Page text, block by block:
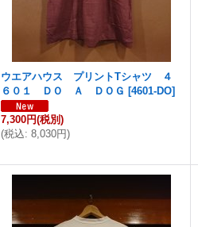
ウエアハウス プリントTシャツ ４
６０１ ＤＯ Ａ ＤＯＧ [4601-DO]
7,300円(税別)
(税込: 8,030円)